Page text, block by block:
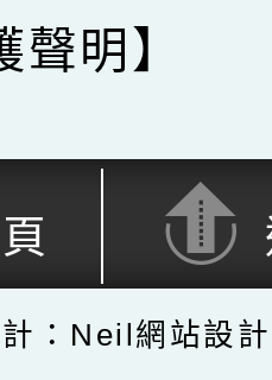
聲明】
：Neil網站設